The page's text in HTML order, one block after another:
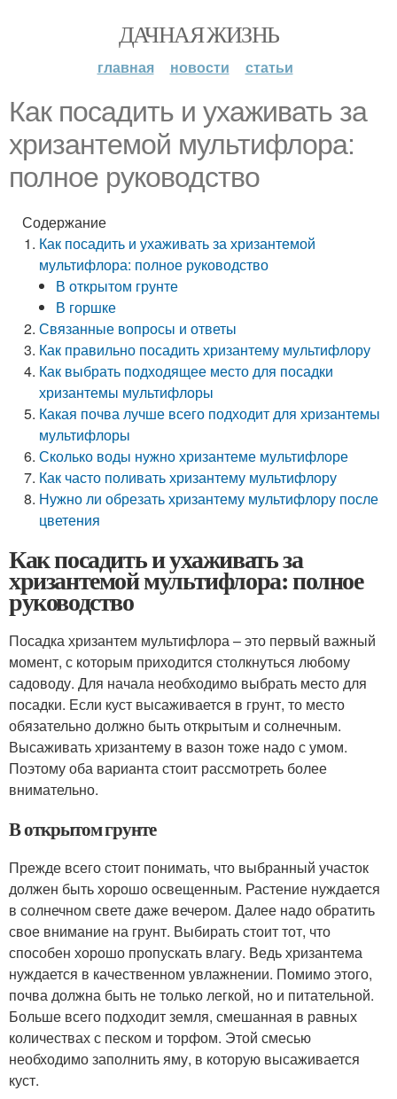
ДАЧНАЯ ЖИЗНЬ
главная новости статьи
Как посадить и ухаживать за
хризантемой мультифлора:
полное руководство
Содержание
Как посадить и ухаживать за хризантемой
мультифлора: полное руководство
В открытом грунте
В горшке
Связанные вопросы и ответы
Как правильно посадить хризантему мультифлору
Как выбрать подходящее место для посадки
хризантемы мультифлоры
Какая почва лучше всего подходит для хризантемы
мультифлоры
Сколько воды нужно хризантеме мультифлоре
Как часто поливать хризантему мультифлору
Нужно ли обрезать хризантему мультифлору после
цветения
Как посадить и ухаживать за
хризантемой мультифлора: полное
руководство
Посадка хризантем мультифлора – это первый важный
момент, с которым приходится столкнуться любому
садоводу. Для начала необходимо выбрать место для
посадки. Если куст высаживается в грунт, то место
обязательно должно быть открытым и солнечным.
Высаживать хризантему в вазон тоже надо с умом.
Поэтому оба варианта стоит рассмотреть более
внимательно.
В открытом грунте
Прежде всего стоит понимать, что выбранный участок
должен быть хорошо освещенным. Растение нуждается
в солнечном свете даже вечером. Далее надо обратить
свое внимание на грунт. Выбирать стоит тот, что
способен хорошо пропускать влагу. Ведь хризантема
нуждается в качественном увлажнении. Помимо этого,
почва должна быть не только легкой, но и питательной.
Больше всего подходит земля, смешанная в равных
количествах с песком и торфом. Этой смесью
необходимо заполнить яму, в которую высаживается
куст.